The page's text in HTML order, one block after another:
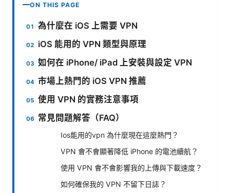
ON THIS PAGE
為什麼在 iOS 上需要 VPN
iOS 能用的 VPN 類型與原理
如何在 iPhone/ iPad 上安裝與設定 VPN
市場上熱門的 iOS VPN 推薦
使用 VPN 的實務注意事項
常見問題解答（FAQ）
Ios能用的vpn 為什麼現在這麼熱門？
VPN 會不會顯著降低 iPhone 的電池續航？
使用 VPN 會不會影響我的上傳與下載速度？
如何確保我的 VPN 不留下日誌？